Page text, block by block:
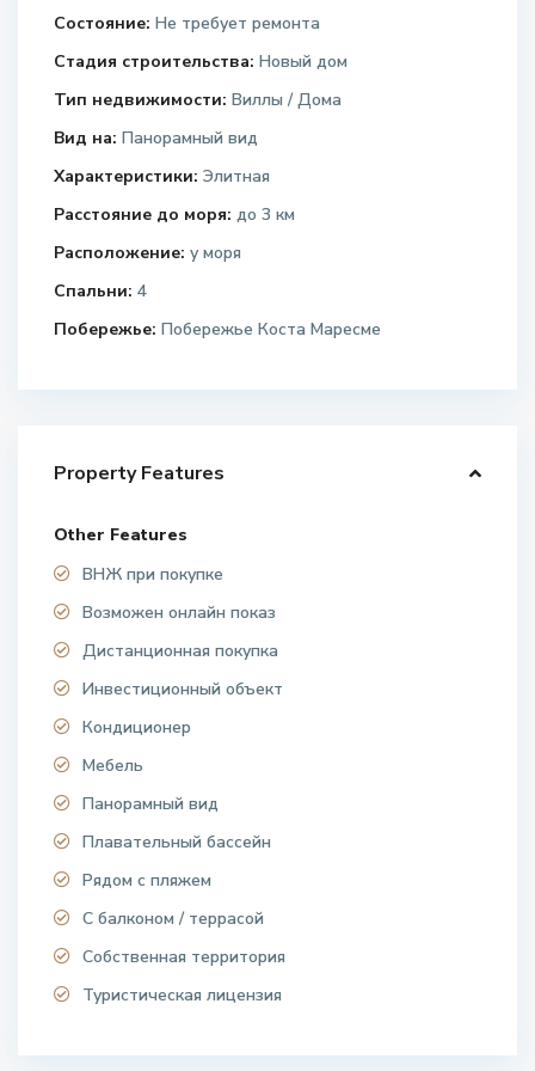
Состояние: Не требует ремонта
Стадия строительства: Новый дом
Тип недвижимости: Виллы / Дома
Вид на: Панорамный вид
Характеристики: Элитная
Расстояние до моря: до 3 км
Расположение: у моря
Спальни: 4
Побережье: Побережье Коста Маресме
Property Features
Other Features
ВНЖ при покупке
Возможен онлайн показ
Дистанционная покупка
Инвестиционный объект
Кондиционер
Мебель
Панорамный вид
Плавательный бассейн
Рядом с пляжем
С балконом / террасой
Собственная территория
Туристическая лицензия